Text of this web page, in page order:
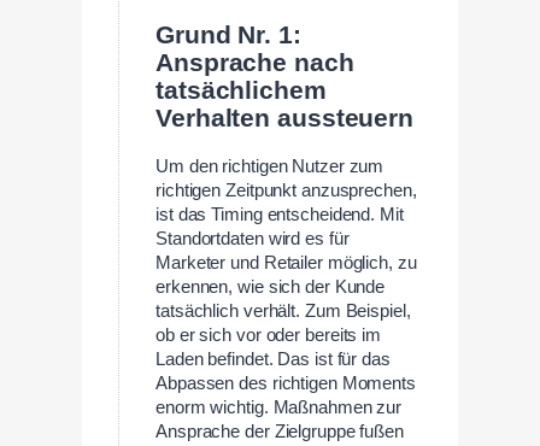
Grund Nr. 1:
Ansprache nach
tatsächlichem
Verhalten aussteuern
Um den richtigen Nutzer zum
richtigen Zeitpunkt anzusprechen,
ist das Timing entscheidend. Mit
Standortdaten wird es für
Marketer und Retailer möglich, zu
erkennen, wie sich der Kunde
tatsächlich verhält. Zum Beispiel,
ob er sich vor oder bereits im
Laden befindet. Das ist für das
Abpassen des richtigen Moments
enorm wichtig. Maßnahmen zur
Ansprache der Zielgruppe fußen